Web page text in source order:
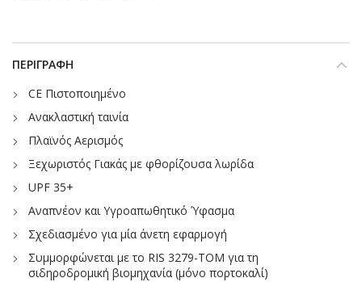
ΠΕΡΙΓΡΑΦΉ
CE Πιστοποιημένο
Ανακλαστική ταινία
Πλαϊνός Αερισμός
Ξεχωριστός Γιακάς με φθορίζουσα λωρίδα
UPF 35+
Αναπνέον και Υγροαπωθητικό Ύφασμα
Σχεδιασμένο για μία άνετη εφαρμογή
Συμμορφώνεται με το RIS 3279-TOM για τη
σιδηροδρομική βιομηχανία (μόνο πορτοκαλί)